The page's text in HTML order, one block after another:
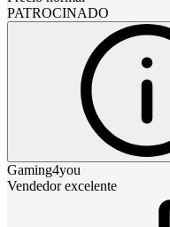
PATROCINADO
Gaming4you
Vendedor excelente